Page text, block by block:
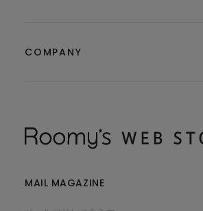
COMPANY
MAIL MAGAZINE